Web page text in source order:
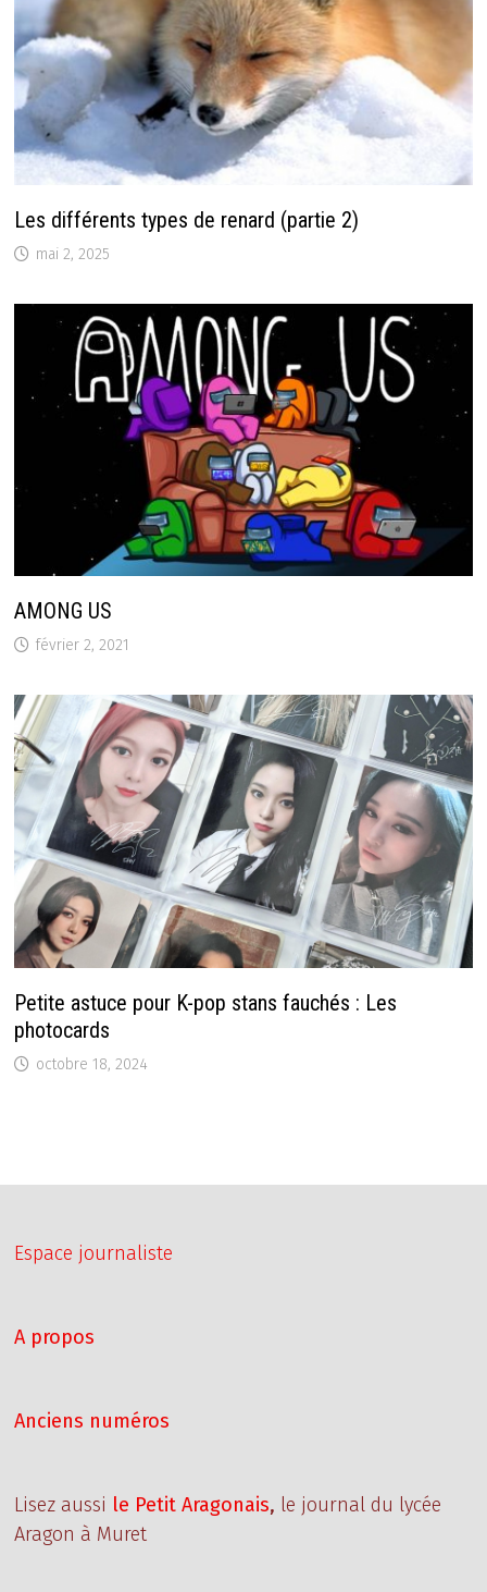
Les différents types de renard (partie 2)
mai 2, 2025
AMONG US
février 2, 2021
Petite astuce pour K-pop stans fauchés : Les
photocards
octobre 18, 2024
Espace journaliste
A propos
Anciens numéros
Lisez aussi le Petit Aragonais, le journal du lycée
Aragon à Muret